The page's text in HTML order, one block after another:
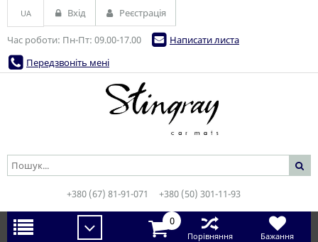
Час роботи: Пн-Пт: 09.00-17.00
Написати листа
Передзвоніть мені
UA Вхід Реєстрація
+380 (67) 81-91-071 +380 (50) 301-11-93
0
Порівняння Бажання